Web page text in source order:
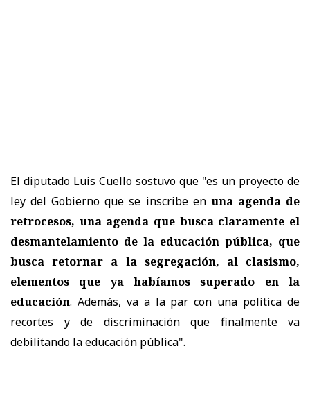
El diputado Luis Cuello sostuvo que "es un proyecto de
ley del Gobierno que se inscribe enuna agenda de
retrocesos, una agenda que busca claramente el
desmantelamiento de la educación pública, que
busca retornar a la segregación, al clasismo,
elementos que ya habíamos superado en la
educación. Además, va a la par con una política de
recortes y de discriminación que finalmente va
debilitando la educación pública".